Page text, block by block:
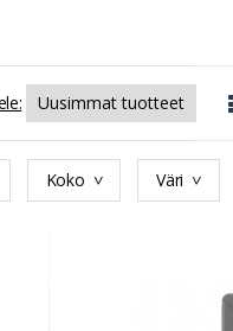
Koko Väri